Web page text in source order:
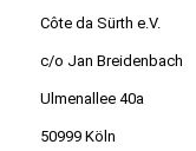
Côte da Sürth e.V.
c/o Jan Breidenbach
Ulmenallee 40a
50999 Köln